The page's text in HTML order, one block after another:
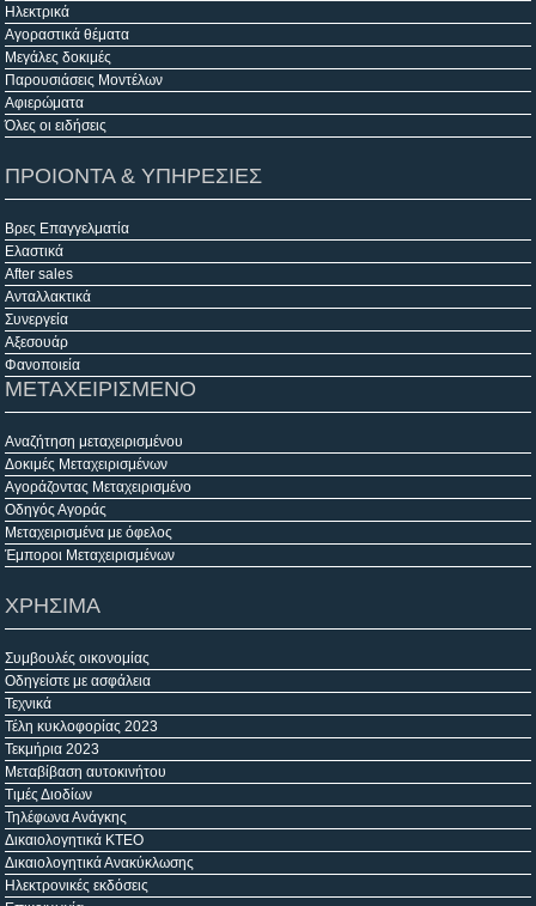
Ηλεκτρικά
Αγοραστικά θέματα
Μεγάλες δοκιμές
Παρουσιάσεις Μοντέλων
Αφιερώματα
Όλες οι ειδήσεις
ΠΡΟΙΟΝΤΑ & ΥΠΗΡΕΣΙΕΣ
Βρες Επαγγελματία
Ελαστικά
After sales
Ανταλλακτικά
Συνεργεία
Αξεσουάρ
Φανοποιεία
ΜΕΤΑΧΕΙΡΙΣΜΕΝΟ
Αναζήτηση μεταχειρισμένου
Δοκιμές Μεταχειρισμένων
Αγοράζοντας Μεταχειρισμένο
Οδηγός Αγοράς
Μεταχειρισμένα με όφελος
Έμποροι Μεταχειρισμένων
ΧΡΗΣΙΜΑ
Συμβουλές οικονομίας
Οδηγείστε με ασφάλεια
Τεχνικά
Τέλη κυκλοφορίας 2023
Τεκμήρια 2023
Μεταβίβαση αυτοκινήτου
Τιμές Διοδίων
Τηλέφωνα Ανάγκης
Δικαιολογητικά ΚΤΕΟ
Δικαιολογητικά Ανακύκλωσης
Ηλεκτρονικές εκδόσεις